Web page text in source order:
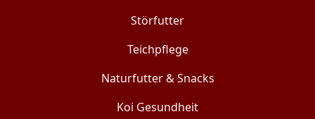
Störfutter
Teichpflege
Naturfutter & Snacks
Koi Gesundheit